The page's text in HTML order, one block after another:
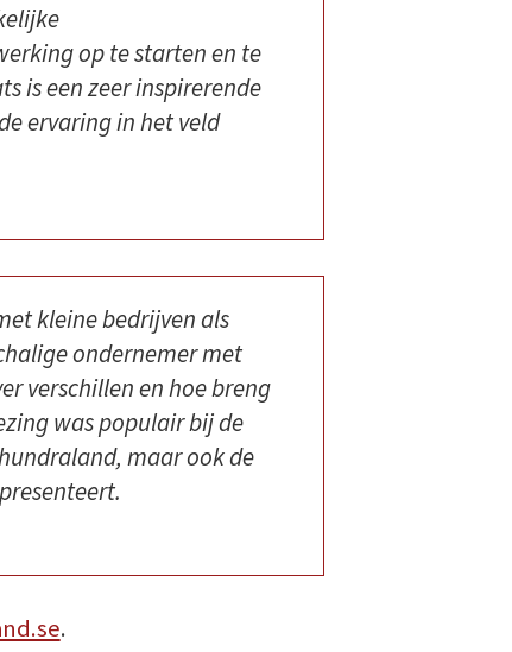
op te starten en te
is een zeer inspirerende
ervaring in het veld
kleine bedrijven als
ondernemer met
verschillen en hoe breng
was populair bij de
maar ook de
.